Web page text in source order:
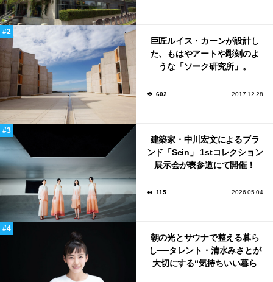
巨匠ルイス・カーンが設計し
た、もはやアートや彫刻のよ
うな「ソーク研究所」。
602 2017.12.28
建築家・中川宏文によるブラ
ンド「Sein」 1stコレクション
展示会が表参道にて開催！
115 2026.05.04
朝の光とサウナで整える暮ら
し──タレント・清水みさとが
大切にする“気持ちいい暮ら